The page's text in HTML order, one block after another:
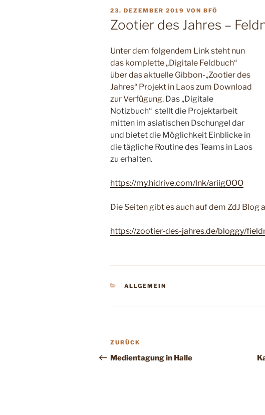
VERÖFFENTLICHT
AM
23. DEZEMBER 2019 VON BFÖ
Zootier des Jahres –
Unter dem folgendem Link steht nun
das komplette „Digitale Feldbuch“
über das aktuelle Gibbon-„Zootier des
Jahres“ Projekt in Laos zum Download
zur Verfügung. Das „Digitale
Notizbuch“ stellt die Projektarbeit
mitten im asiatischen Dschungel dar
und bietet die Möglichkeit Einblicke in
die tägliche Routine des Teams in Laos
zu erhalten.
https://my.hidrive.com/lnk/ariigOOO
Die Seiten gibt es auch auf dem ZdJ Blog
https://zootier-des-jahres.de/bloggy/
KATEGORIEN
ALLGEMEIN
Beitragsnavigation
Vorheriger
Beitrag
ZURÜCK
Medientagung in Halle